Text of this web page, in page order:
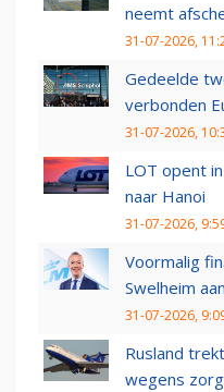
neemt
31-07-2026,
Gedeelde
verbonden
31-07-2026,
LOT opent
naar Hanoi
31-07-2026,
Voormalig
Swelheim
31-07-2026,
Rusland
wegens